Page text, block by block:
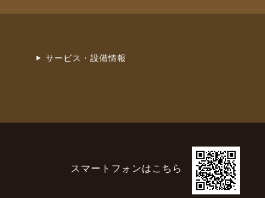
サービス・設備情報
スマートフォンはこちら